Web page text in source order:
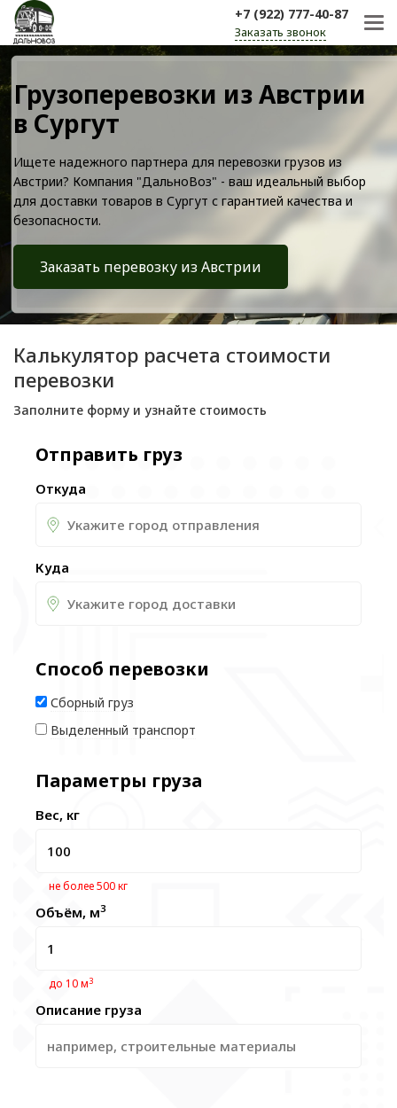
+7 (922) 777-40-87
Заказать звонок
Грузоперевозки из Австрии
в Сургут
Ищете надежного партнера для перевозки грузов из
Австрии? Компания "ДальноВоз" - ваш идеальный выбор
для доставки товаров в Сургут с гарантией качества и
безопасности.
Заказать перевозку из Австрии
Калькулятор расчета стоимости
перевозки
Заполните форму и узнайте стоимость
Отправить груз
Откуда
Куда
Способ перевозки
Сборный груз
Выделенный транспорт
Параметры груза
Вес, кг
не более 500 кг
Объём, м3
до 10 м3
Описание груза